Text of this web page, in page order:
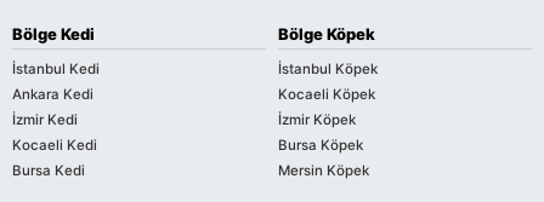
Bölge Kedi
İstanbul Kedi
Ankara Kedi
İzmir Kedi
Kocaeli Kedi
Bursa Kedi
Bölge Köpek
İstanbul Köpek
Kocaeli Köpek
İzmir Köpek
Bursa Köpek
Mersin Köpek